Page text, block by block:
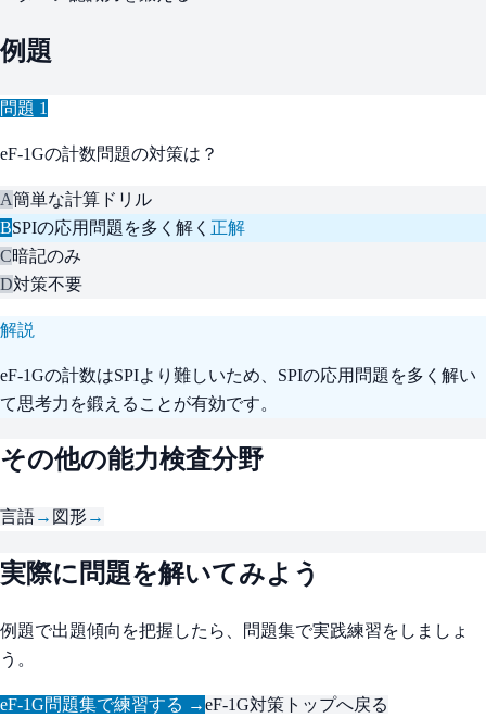
例題
問題 1
eF-1Gの計数問題の対策は？
A簡単な計算ドリル
BSPIの応用問題を多く解く 正解
C暗記のみ
D対策不要
解説
eF-1Gの計数はSPIより難しいため、SPIの応用問題を多く解い
て思考力を鍛えることが有効です。
その他の能力検査分野
言語→ 図形→
実際に問題を解いてみよう
例題で出題傾向を把握したら、問題集で実践練習をしましょ
う。
eF-1G問題集で練習する →eF-1G対策トップへ戻る